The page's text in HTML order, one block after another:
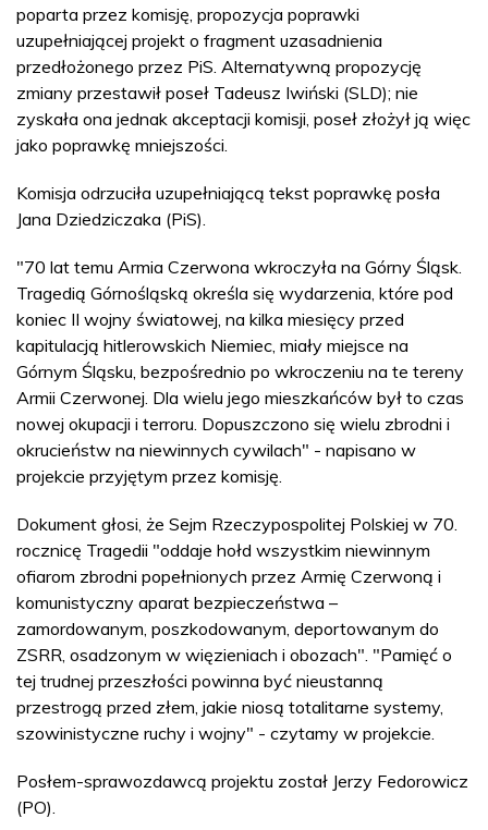
poparta przez komisję, propozycja poprawki
uzupełniającej projekt o fragment uzasadnienia
przedłożonego przez PiS. Alternatywną propozycję
zmiany przestawił poseł Tadeusz Iwiński (SLD); nie
zyskała ona jednak akceptacji komisji, poseł złożył ją więc
jako poprawkę mniejszości.
Komisja odrzuciła uzupełniającą tekst poprawkę posła
Jana Dziedziczaka (PiS).
"70 lat temu Armia Czerwona wkroczyła na Górny Śląsk.
Tragedią Górnośląską określa się wydarzenia, które pod
koniec II wojny światowej, na kilka miesięcy przed
kapitulacją hitlerowskich Niemiec, miały miejsce na
Górnym Śląsku, bezpośrednio po wkroczeniu na te tereny
Armii Czerwonej. Dla wielu jego mieszkańców był to czas
nowej okupacji i terroru. Dopuszczono się wielu zbrodni i
okrucieństw na niewinnych cywilach" - napisano w
projekcie przyjętym przez komisję.
Dokument głosi, że Sejm Rzeczypospolitej Polskiej w 70.
rocznicę Tragedii "oddaje hołd wszystkim niewinnym
ofiarom zbrodni popełnionych przez Armię Czerwoną i
komunistyczny aparat bezpieczeństwa –
zamordowanym, poszkodowanym, deportowanym do
ZSRR, osadzonym w więzieniach i obozach". "Pamięć o
tej trudnej przeszłości powinna być nieustanną
przestrogą przed złem, jakie niosą totalitarne systemy,
szowinistyczne ruchy i wojny" - czytamy w projekcie.
Posłem-sprawozdawcą projektu został Jerzy Fedorowicz
(PO).